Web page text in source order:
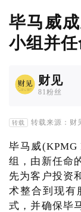
毕马威
小组并
财见
81粉丝
转载 转载来源：财
毕马威
组，由新任命
先为客户投资
术整合到现有
式，并确保毕